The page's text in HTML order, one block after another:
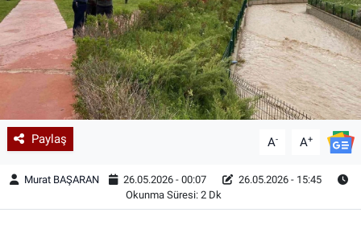
Paylaş A- A+
Murat BAŞARAN 26.05.2026 - 00:07
26.05.2026 - 15:45
Okunma Süresi: 2 Dk